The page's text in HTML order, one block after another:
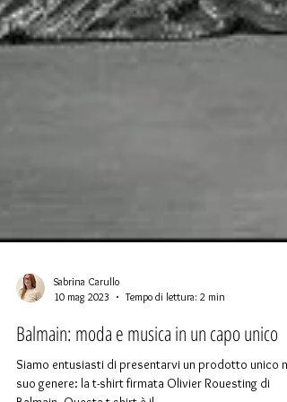
10 mag 2023
Tempo di lettura: 2 min
Balmain: moda e musica in un capo unico
Siamo entusiasti di presentarvi un prodotto unico